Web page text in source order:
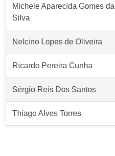
Michele Aparecida Gomes da
Silva
Nelcino Lopes de Oliveira
Ricardo Pereira Cunha
Sérgio Reis Dos Santos
Thiago Alves Torres